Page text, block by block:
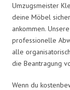
Umzugsmeister
deine Möbel
ankommen.
professionelle
alle
die Beantragung
Wenn du